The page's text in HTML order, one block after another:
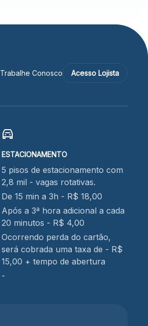
Trabalhe Conosco Acesso Lojista
ESTACIONAMENTO
5 pisos de estacionamento com
2,8 mil - vagas rotativas.
De 15 min a 3h - R$ 18,00
Após a 3ª hora adicional a cada
20 minutos - R$ 4,00
Ocorrendo perda do cartão,
será cobrada uma taxa de - R$
15,00 + tempo de abertura
-